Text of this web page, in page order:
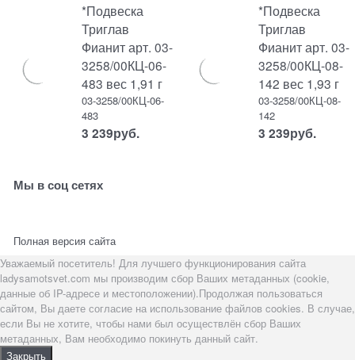
*Подвеска
Триглав
Фианит арт. 03-
3258/00КЦ-06-
483 вес 1,91 г
03-3258/00КЦ-06-
483
3 239руб.
*Подвеска
Триглав
Фианит арт. 03-
3258/00КЦ-08-
142 вес 1,93 г
03-3258/00КЦ-08-
142
3 239руб.
Мы в соц сетях
Полная версия сайта
Уважаемый посетитель! Для лучшего функционирования сайта
ladysamotsvet.com мы производим сбор Ваших метаданных (cookie,
данные об IP-адресе и местоположении).Продолжая пользоваться
сайтом, Вы даете согласие на использование файлов cookies. В случае,
если Вы не хотите, чтобы нами был осуществлён сбор Ваших
метаданных, Вам необходимо покинуть данный сайт.
Закрыть